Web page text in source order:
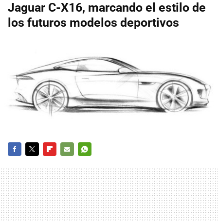
Jaguar C-X16, marcando el estilo de
los futuros modelos deportivos
MAIL